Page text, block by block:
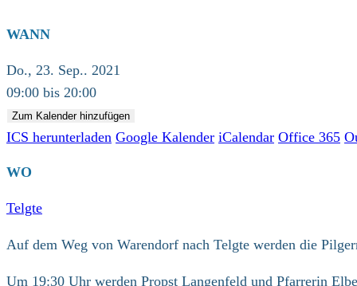
WANN
Do., 23. Sep.. 2021
09:00 bis 20:00
Zum Kalender hinzufügen
ICS herunterladen Google Kalender iCalendar Office 365
WO
Telgte
Auf dem Weg von Warendorf nach Telgte werden die
Um 19:30 Uhr werden Propst Langenfeld und Pfarrerin